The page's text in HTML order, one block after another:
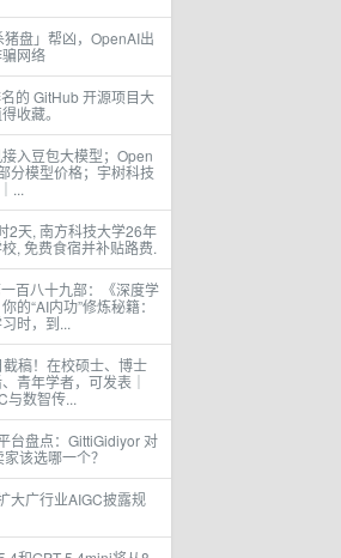
盘」帮凶，OpenAI出
网络
的 GitHub 开源项目大
收藏。
入豆包大模型；Open
分模型价格；宇树科技
...
2天, 南方科技大学26年
, 免费食宿并补贴路费.
一百八十九部：《深度学
的“AI内功”修炼秘籍：
时，到...
稿！在校硕士、博士
青年学者，可发表｜
与数智传...
台盘点：GittiGidiyor 对
该选哪一个？
大广行业AIGC披露规